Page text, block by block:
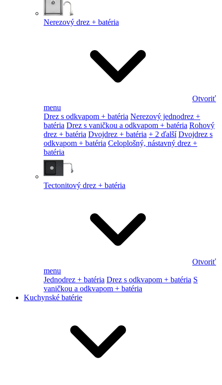
Nerezový drez + batéria
Otvoriť
menu
Drez s odkvapom + batéria Nerezový jednodrez +
batéria Drez s vaničkou a odkvapom + batéria Rohový
drez + batéria Dvojdrez + batéria + 2 ďalší Dvojdrez s
odkvapom + batéria Celoplošný, nástavný drez +
batéria
Tectonitový drez + batéria
Otvoriť
menu
Jednodrez + batéria Drez s odkvapom + batéria S
vaničkou a odkvapom + batéria
Kuchynské batérie